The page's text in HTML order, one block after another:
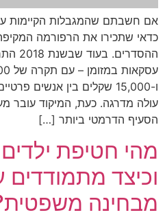
אם חשבתם שהמגבלות הקיימות
כדאי שתכירו את הרפורמה
ו-15,000 שקלים בין
עולה מדרגה. כעת, המיקוד עובר
הסעיף הדרמטי ביותר […]
מהי חטיפת
וכיצד
מבחינה